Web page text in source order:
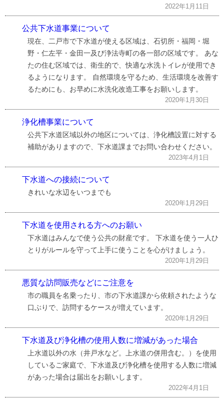
2022年1月11日
公共下水道事業について
現在、二戸市で下水道が使える区域は、石切所・福岡・堀
野・仁左平・金田一及び浄法寺町の各一部の区域です。 あな
たの住む区域では、衛生的で、快適な水洗トイレが使用でき
るようになります。 自然環境を守るため、生活環境を改善す
るためにも、お早めに水洗化改造工事をお願いします。
2020年1月30日
浄化槽事業について
公共下水道区域以外の地区については、浄化槽設置に対する
補助がありますので、下水道課までお問い合わせください。
2023年4月1日
下水道への接続について
きれいな水辺をいつまでも
2020年1月29日
下水道を使用される方へのお願い
下水道はみんなで使う公共の財産です。 下水道を使う一人ひ
とりがルールを守って上手に使うことを心がけましょう。
2020年1月29日
悪質な訪問販売などにご注意を
市の職員を名乗ったり、市の下水道課から依頼されたような
口ぶりで、訪問するケースが増えています。
2020年1月29日
下水道及び浄化槽の使用人数に増減があった場合
上水道以外の水（井戸水など。上水道の併用含む。）を使用
しているご家庭で、下水道及び浄化槽を使用する人数に増減
があった場合は届出をお願いします。
2022年4月1日